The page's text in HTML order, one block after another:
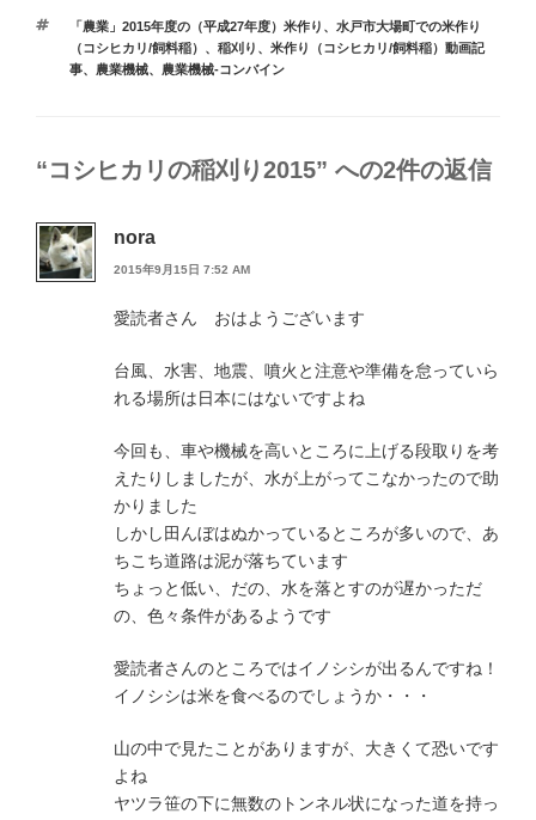
リ
ー
タ
グ
「農業」2015年度の（平成27年度）米作り 、 水戸市大場町での米作り
（コシヒカリ/飼料稲） 、 稲刈り 、 米作り（コシヒカリ/飼料稲）動画記
事、 農業機械、 農業機械-コンバイン
“コシヒカリの稲刈り2015” への2件の返信
nora
2015年9月15日 7:52 AM
愛読者さん おはようございます
台風、水害、地震、噴火と注意や準備を怠っていら
れる場所は日本にはないですよね
今回も、車や機械を高いところに上げる段取りを考
えたりしましたが、水が上がってこなかったので助
かりました
しかし田んぼはぬかっているところが多いので、あ
ちこち道路は泥が落ちています
ちょっと低い、だの、水を落とすのが遅かっただ
の、色々条件があるようです
愛読者さんのところではイノシシが出るんですね！
イノシシは米を食べるのでしょうか・・・
山の中で見たことがありますが、大きくて恐いです
よね
ヤツラ笹の下に無数のトンネル状になった道を持っ